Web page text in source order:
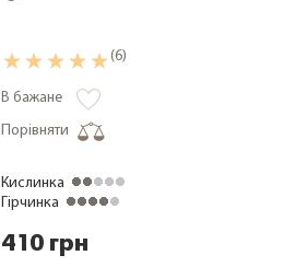
(6)
В бажане
Порівняти
Кислинка
Гірчинка
410 грн